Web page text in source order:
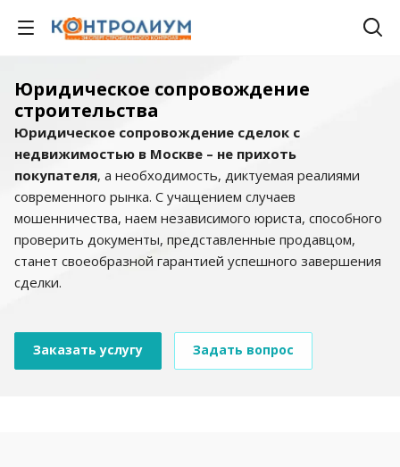
Юридическое сопровождение
строительства
Юридическое сопровождение сделок с
недвижимостью в Москве – не прихоть
покупателя, а необходимость, диктуемая реалиями
современного рынка. С учащением случаев
мошенничества, наем независимого юриста, способного
проверить документы, представленные продавцом,
станет своеобразной гарантией успешного завершения
сделки.
Заказать услугу Задать вопрос